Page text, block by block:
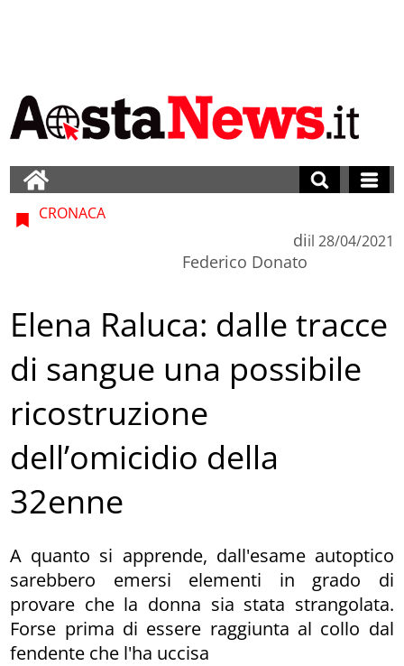
CRONACA
di
Federico Donato
il 28/04/2021
Elena Raluca: dalle tracce
di sangue una possibile
ricostruzione
dell’omicidio della
32enne
A quanto si apprende, dall'esame autoptico
sarebbero emersi elementi in grado di
provare che la donna sia stata strangolata.
Forse prima di essere raggiunta al collo dal
fendente che l'ha uccisa